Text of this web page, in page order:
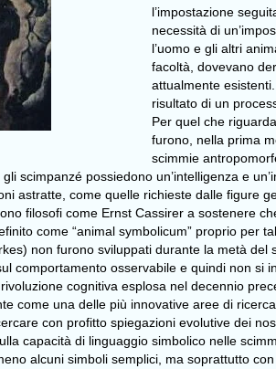
l’impostazione
necessità di
l’uomo e gli altri
facoltà, dovevano
attualmente
risultato di un
Per quel che
furono, nella prima
scimmie
scimpanzé possiedono un’intelligenza e
astratte, come quelle richieste dalle figure
filosofi come Ernst Cassirer a sostenere
come “animal symbolicum” proprio
non furono sviluppati durante la metà
comportamento osservabile e quindi non
cognitiva esplosa nel decennio
come una delle più innovative aree di
con profitto spiegazioni evolutive dei
capacità di linguaggio simbolico nelle
alcuni simboli semplici, ma soprattutto